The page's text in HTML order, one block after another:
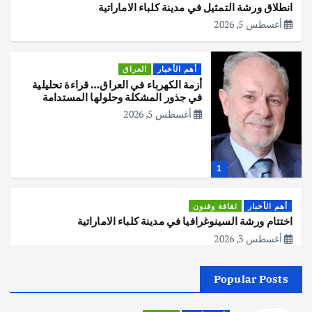
انطلاق ورشة التمثيل في مدينة كلباء الاماراتية
أغسطس 5, 2026
1
أهم الأخبار العراق
أزمة الكهرباء في العراق… قراءة تحليلية
في جذور المشكلة وحلولها المستدامة
أغسطس 5, 2026
أهم الأخبار ثقافة وفنون
اختتام ورشة السينوغرافيا في مدينة كلباء الاماراتية
أغسطس 3, 2026
Popular Posts